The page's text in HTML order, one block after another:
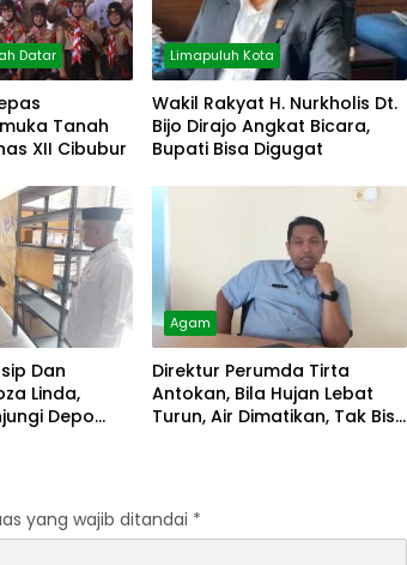
Datar
Tanah
XII Cibubur
Limapuluh Kota
Wakil Rakyat H. Nurkholis Dt.
Bijo Dirajo Angkat Bicara,
Bupati Bisa Digugat
Dan
Linda,
Depo
Agam
Direktur Perumda Tirta
Antokan, Bila Hujan Lebat
Turun, Air Dimatikan, Tak Bisa
yang wajib ditandai *